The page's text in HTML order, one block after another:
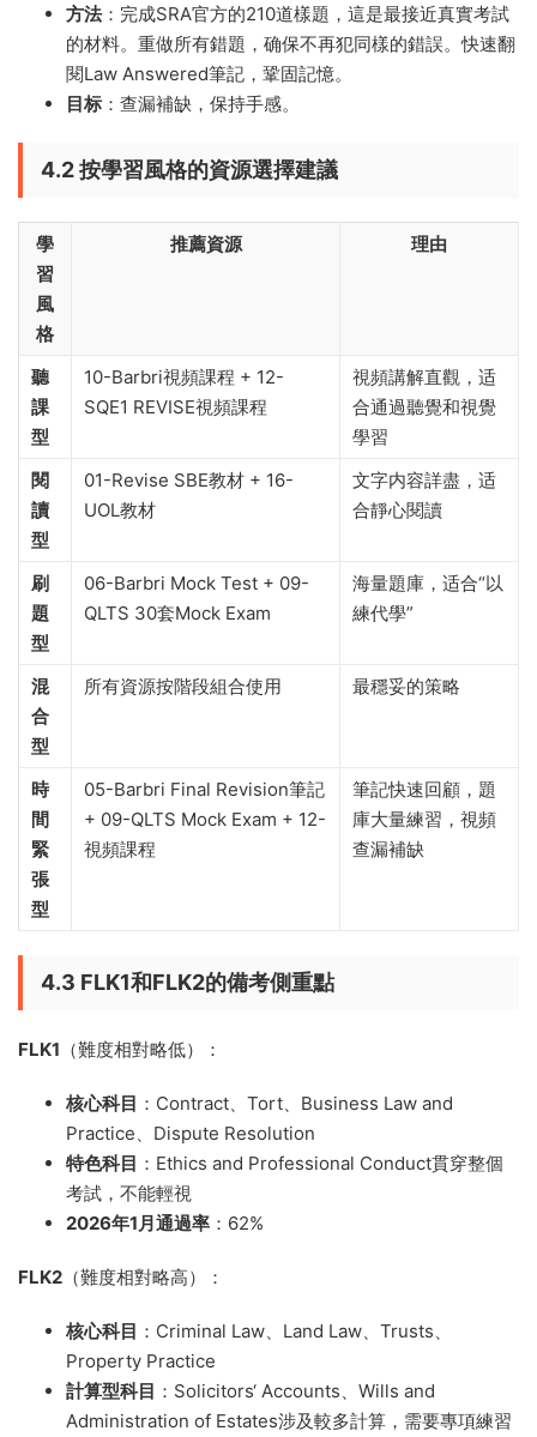
方法：完成SRA官方的210道樣題，這是最接近真實考試
的材料。重做所有錯題，确保不再犯同樣的錯誤。快速翻
閱Law Answered筆記，鞏固記憶。
目标 ：查漏補缺，保持手感。
4.2 按學習風格的資源選擇建議
學
習
風
格
推薦資源 理由
聽
課
型
10-Barbri視頻課程 + 12-
SQE1 REVISE視頻課程
視頻講解直觀，适
合通過聽覺和視覺
學習
閱
讀
型
01-Revise SBE教材 + 16-
UOL教材
文字内容詳盡，适
合靜心閱讀
刷
題
型
06-Barbri Mock Test + 09-
QLTS 30套Mock Exam
海量題庫，适合“以
練代學”
混
合
型
所有資源按階段組合使用 最穩妥的策略
時
間
緊
張
型
05-Barbri Final Revision筆記
+ 09-QLTS Mock Exam + 12-
視頻課程
筆記快速回顧，題
庫大量練習，視頻
查漏補缺
4.3 FLK1和FLK2的備考側重點
FLK1 （難度相對略低）：
核心科目 ：Contract、Tort、Business Law and
Practice、Dispute Resolution
特色科目 ：Ethics and Professional Conduct貫穿整個
考試，不能輕視
2026年1月通過率 ：62%
FLK2 （難度相對略高）：
核心科目 ：Criminal Law、Land Law、Trusts、
Property Practice
計算型科目 ：Solicitors‘ Accounts、Wills and
Administration of Estates涉及較多計算，需要專項練習